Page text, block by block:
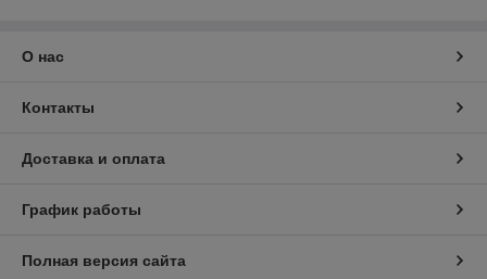
О нас
Контакты
Доставка и оплата
График работы
Полная версия сайта